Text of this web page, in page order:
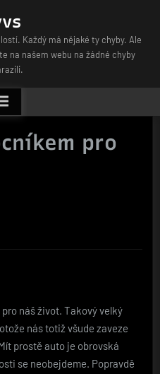
Každý má nějaké ty chyby. Ale
na našem webu na žádné chyby
pro
náš život. Takový velký
nás totiž všude zaveze
prostě auto je obrovská
se neobejdeme. Popravdě